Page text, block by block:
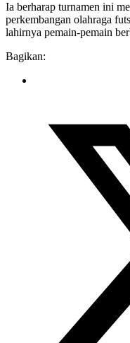
Ia berharap turnamen ini
perkembangan olahraga
lahirnya pemain-pemain
Bagikan: